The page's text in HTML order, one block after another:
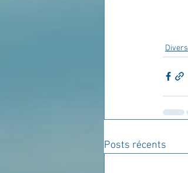
Divers
Posts récents